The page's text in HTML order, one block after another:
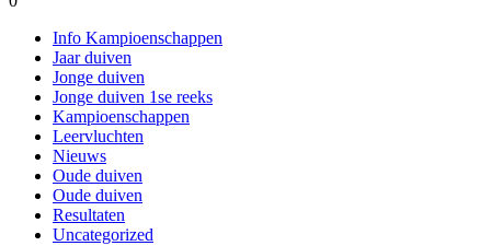
Info Kampioenschappen
Jaar duiven
Jonge duiven
Jonge duiven 1se reeks
Kampioenschappen
Leervluchten
Nieuws
Oude duiven
Oude duiven
Resultaten
Uncategorized